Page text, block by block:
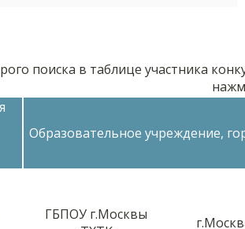
поиска в таблице участника
Образовательное учреждение,
ГБПОУ г.Москвы